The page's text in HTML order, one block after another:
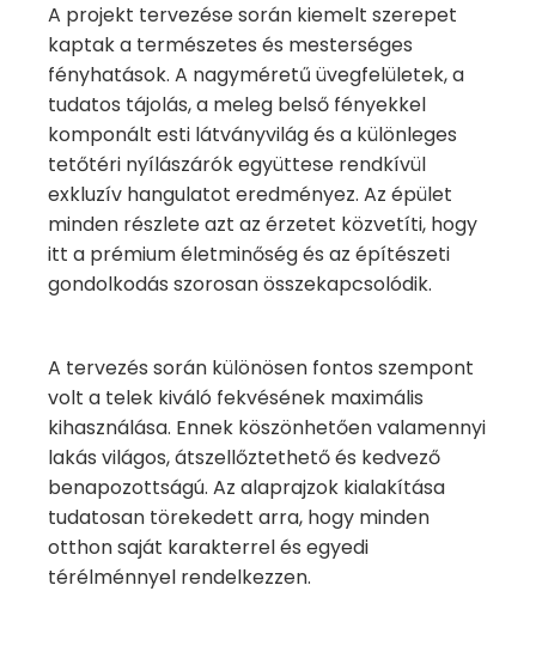
A projekt tervezése során kiemelt szerepet
kaptak a természetes és mesterséges
fényhatások. A nagyméretű üvegfelületek, a
tudatos tájolás, a meleg belső fényekkel
komponált esti látványvilág és a különleges
tetőtéri nyílászárók együttese rendkívül
exkluzív hangulatot eredményez. Az épület
minden részlete azt az érzetet közvetíti, hogy
itt a prémium életminőség és az építészeti
gondolkodás szorosan összekapcsolódik.
A tervezés során különösen fontos szempont
volt a telek kiváló fekvésének maximális
kihasználása. Ennek köszönhetően valamennyi
lakás világos, átszellőztethető és kedvező
benapozottságú. Az alaprajzok kialakítása
tudatosan törekedett arra, hogy minden
otthon saját karakterrel és egyedi
térélménnyel rendelkezzen.